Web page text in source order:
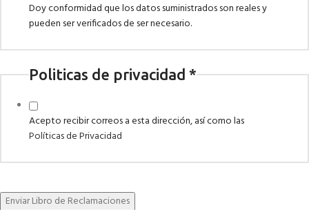
Doy conformidad que los datos suministrados son reales y
pueden ser verificados de ser necesario.
Politicas de privacidad *
Acepto recibir correos a esta dirección, así como las
Políticas de Privacidad
Enviar Libro de Reclamaciones